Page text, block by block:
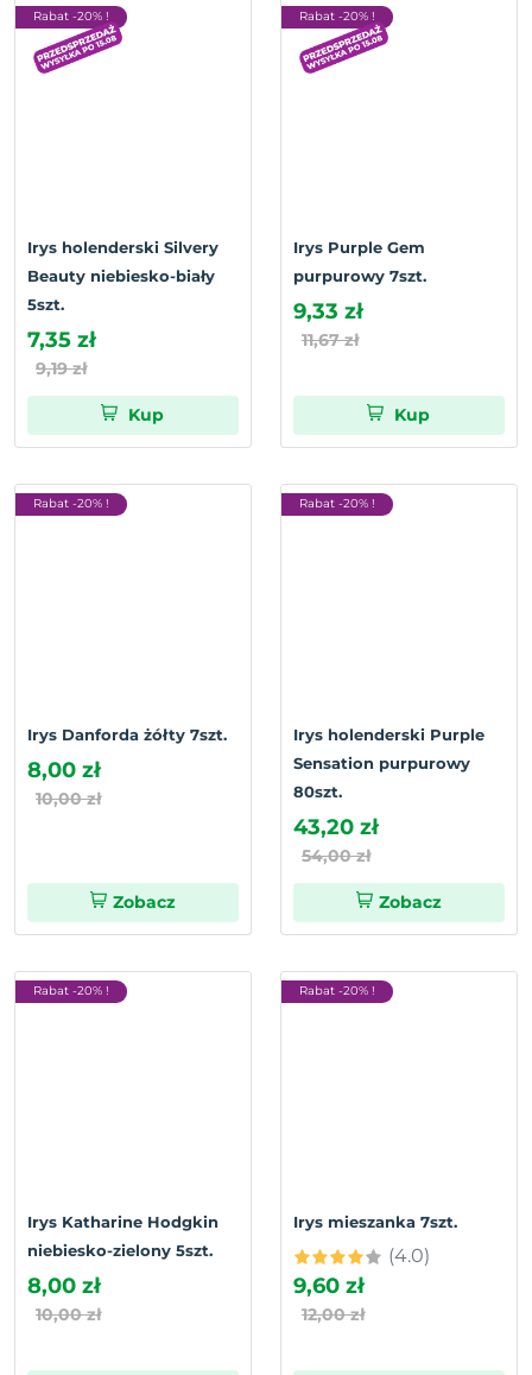
Rabat -20% !
Irys holenderski Silvery
Beauty niebiesko-biały
5szt.
7,35 zł
9,19 zł
Kup
Rabat -20% !
Irys Purple Gem
purpurowy 7szt.
9,33 zł
11,67 zł
Kup
Rabat -20% !
Irys Danforda żółty 7szt.
8,00 zł
10,00 zł
Zobacz
Rabat -20% !
Irys holenderski Purple
Sensation purpurowy
80szt.
43,20 zł
54,00 zł
Zobacz
Rabat -20% !
Irys Katharine Hodgkin
niebiesko-zielony 5szt.
8,00 zł
10,00 zł
Rabat -20% !
Irys mieszanka 7szt.
(4.0)
9,60 zł
12,00 zł